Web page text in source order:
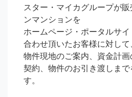
スター・マイカグループが
ンマンションを
ホームページ・ポータルサ
合わせ頂いたお客様に対して
物件現地のご案内、資金計
契約、物件のお引き渡しまで
す。